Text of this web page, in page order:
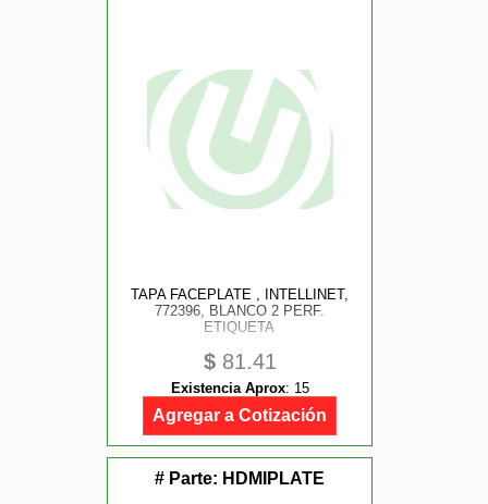
TAPA FACEPLATE , INTELLINET,
772396, BLANCO 2 PERF.
ETIQUETA
$81.41
Existencia Aprox: 15
Agregar a Cotización
# Parte: HDMIPLATE